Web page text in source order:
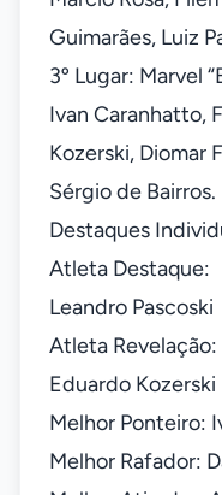
Guimarães, Luiz
3º Lugar: Marvel
Ivan Caranhatto,
Kozerski, Diomar
Sérgio de Bairros.
Destaques
Atleta Destaque:
Leandro Pascoski
Atleta Revelação:
Eduardo Kozerski
Melhor Ponteiro:
Melhor Rafador: